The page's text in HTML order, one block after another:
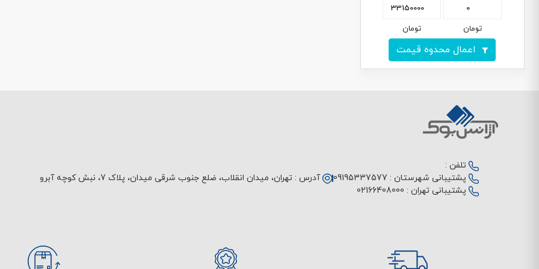
تومان تومان
اعمال محدوه قیمت
تلفن :
پشتیبانی شهرستان : 09195337577
پشتیبانی تهران : 02166408000
آدرس : تهران، میدان انقلاب، ضلع جنوب شرقی میدان، پلاک 7، نبش کوچه آبرو